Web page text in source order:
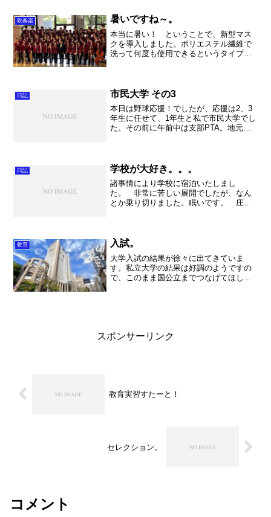
を仕上げていきましょう！...
吹奏楽 暑いですね～。
本当に暑い！ ということで、新型マス
クを導入しました。ポリエステル繊維で
洗って何度も使用できるというタイプで
ネが曇らない、比較的涼しい。...
日記 市民大学 その3
本日は野球応援！でしたが、応援は2、3
年生に任せて、1年生と私で市民大学でし
た。その前に午前中は支部PTA。地元と
が、やはり我が子も遭...
日記 学校が大好き。。。
諸事情により学校に宿泊いたしまし
た。 非常に苦しい展開でしたが、なん
とか乗り切りました。眠いです。 庄和
れました。一人でも大丈夫です...
教育 入試。
大学入試の結果が徐々に出てきていま
す。私立大学の結果は好調のようですの
で、このまま国公立までつなげてほしい
スポンサーリンク
教育実習すたーと！
セレクション。
コメント